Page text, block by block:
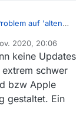
auf 'alten'
immer
Mc-Air
für Bett
Syst
geht auf dem
MacBook Air,
verwendet
heisst das, nicht
von Januar
10.5.1 und man
2020, 20:06
keine Updates
schwer
bzw Apple
gestaltet. Ein